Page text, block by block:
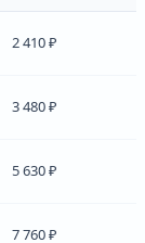
2 410 ₽
3 480 ₽
5 630 ₽
7 760 ₽